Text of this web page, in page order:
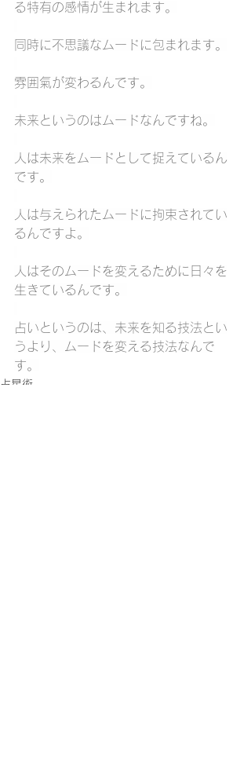
る特有の感情が生まれます。
同時に不思議なムードに包まれます。
雰囲氣が変わるんです。
未来というのはムードなんですね。
人は未来をムードとして捉えているん
です。
人は与えられたムードに拘束されてい
るんですよ。
人はそのムードを変えるために日々を
生きているんです。
占いというのは、未来を知る技法とい
うより、ムードを変える技法なんで
す。
占星術